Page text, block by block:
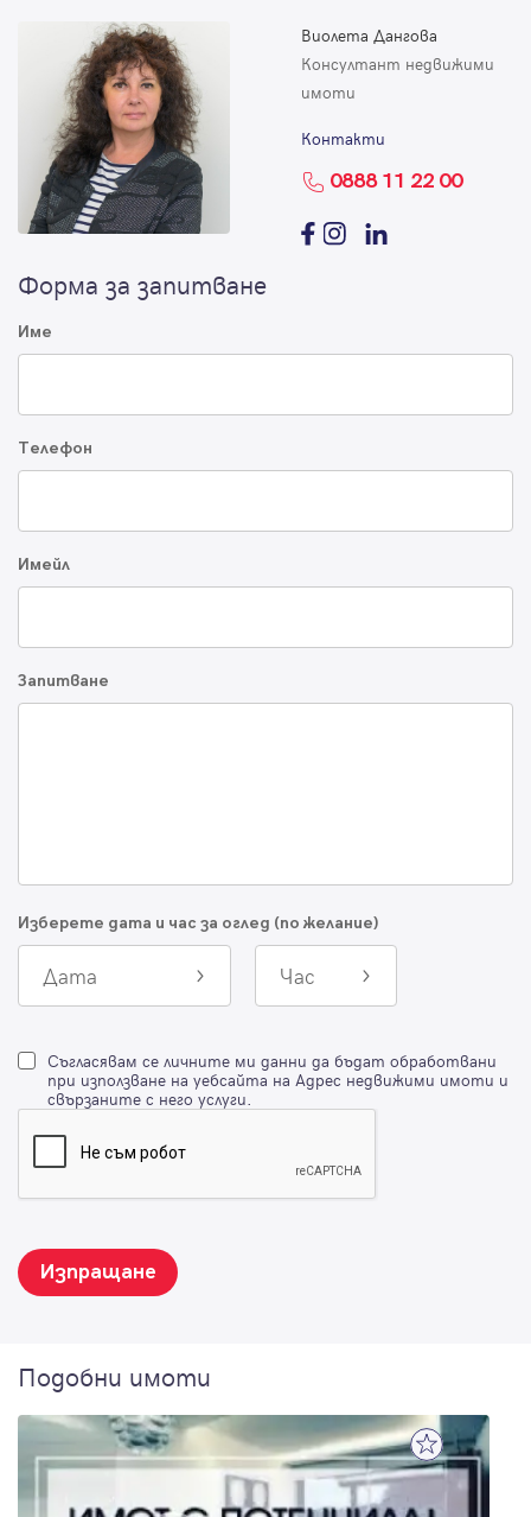
Виолета Дангова
Консултант недвижими
имоти
Контакти
0888 11 22 00
Форма за запитване
Име
Телефон
Имейл
Запитване
Изберете дата и час за оглед (по желание)
Дата Час
Съгласявам се личните ми данни да бъдат обработвани
при използване на уебсайта на Адрес недвижими имоти и
свързаните с него услуги.
Изпращане
Подобни имоти